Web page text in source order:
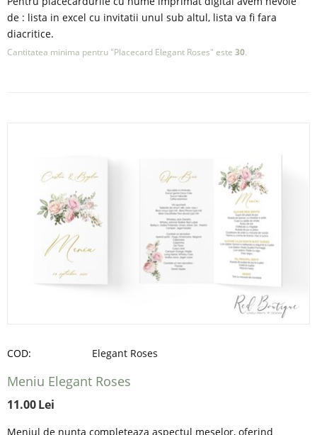
de : lista in excel cu invitatii unul sub altul, lista va fi fara
diacritice.
Cantitatea minima pentru "Placecard Elegant Roses" este 30.
COD: Elegant Roses
Meniu Elegant Roses
11.00Lei
Meniul de nunta completeaza aspectul meselor, oferind